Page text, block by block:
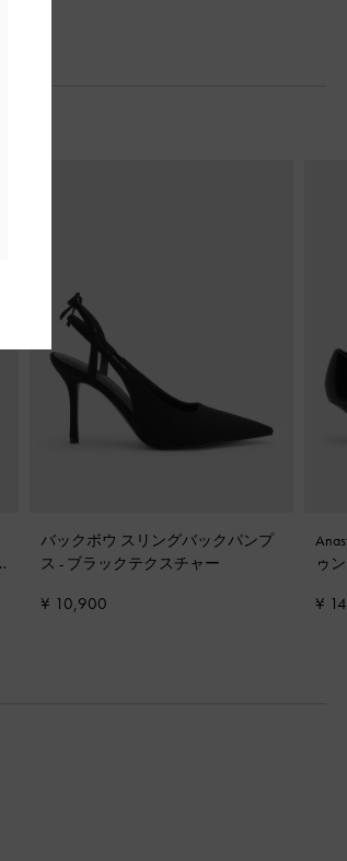
バックボウ スリングバックパンプ
ス - ブラックテクスチャー
¥ 10,900
ゥ
¥